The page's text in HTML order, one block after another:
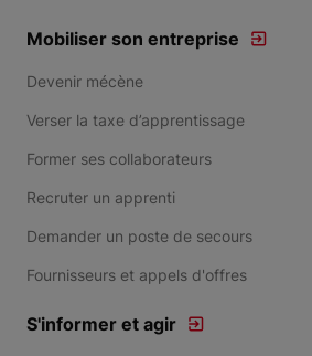
Mobiliser son entreprise
Devenir mécène
Verser la taxe d’apprentissage
Former ses collaborateurs
Recruter un apprenti
Demander un poste de secours
Fournisseurs et appels d'offres
S'informer et agir